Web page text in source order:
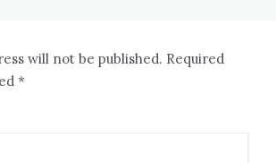
will not be published. Required
*